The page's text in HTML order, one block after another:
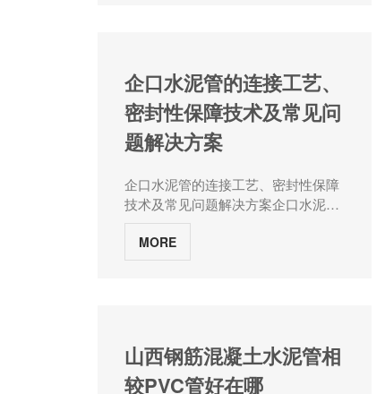
速结垢：生物膜厚度每增加100μm，
结垢速率提升2-3倍；代谢产物硫化氢
腐蚀混凝土，释放的Ca²⁺成为结垢原
料；二、物理阻隔技术体系流场优化
型：临界流速控制：≥1.2m/s（避免
悬浮物沉积）；管径坡度匹配：
i≥0.003（自清洗流速保障）；特殊管
件应用：安装螺旋导流片使湍流强度
提升40%；表面改性处理采用微纳米
自清洁功能；三、化学抑制技术路径
阻垢剂智能投加基于水质在线监测的
一、配比设计的核心原则活性匹配原
则粉煤灰与矿渣的活性差异决定其复
合效应：粉煤灰：以火山灰反应为
主，反应速率较慢，28天活性指数约
70%；矿渣：兼具火山灰反应与水化
颗粒级配优化通过激光粒度分析构建
复合掺合料级配模型：粉煤灰：细度
45μm方孔筛筛余≤12%，需水量比
≤95%；矿渣：比表面积400-
450m²/kg，流动度比≥95%；二、单
于排水管等非承重构件；改善级：
25%-35%，用于提升抗渗性、耐久
性；极限级：35%-50%，需配合早强
企口水泥管的连接工艺、
密封性保障技术及常见问
题解决方案
企口水泥管的连接工艺、密封性保障
技术及常见问题解决方案企口水泥管
作为城市排水、排污系统及农田灌溉
工程中的核心构件，其连接可靠性与
密封性能直接关系到工程寿命与运行
术参考。一、企口水泥管的连接方式
解析企口水泥管通过管口特殊结构设
MORE
山西钢筋混凝土水泥管相
较PVC管好在哪